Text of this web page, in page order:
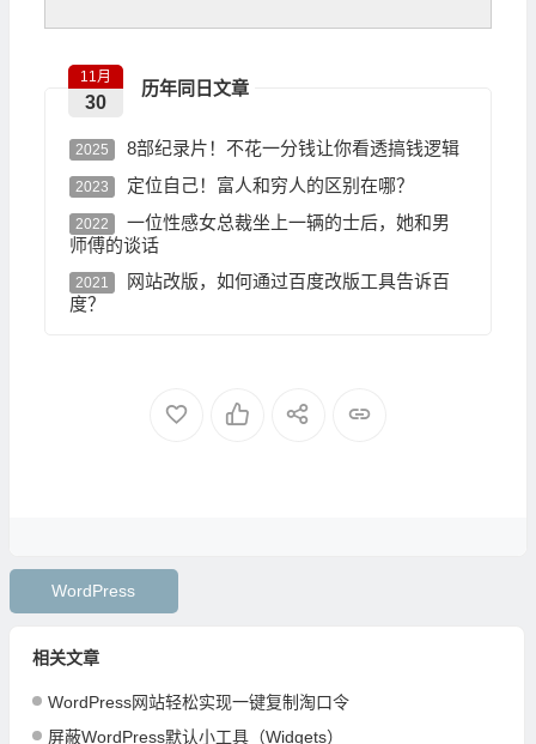
历年同日文章
11月
30
2025 8部纪录片！不花一分钱让你看透搞钱逻辑
2023 定位自己！富人和穷人的区别在哪？
2022
一位性感女总裁坐上一辆的士后，她和男
师傅的谈话
2021
网站改版，如何通过百度改版工具告诉百
度？
WordPress
相关文章
WordPress网站轻松实现一键复制淘口令
屏蔽WordPress默认小工具（Widgets）